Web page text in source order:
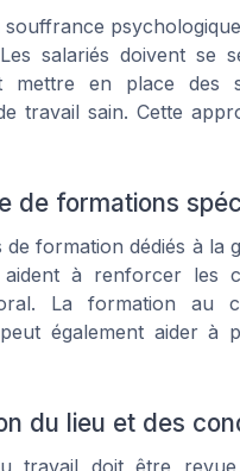
salariés doivent se
mettre en place des
travail sain. Cette
de formations
de formation dédiés à la
à renforcer les
La formation au
également aider à
du lieu et des